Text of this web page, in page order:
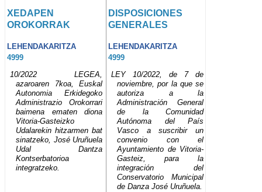
XEDAPEN
OROKORRAK
DISPOSICIONES
GENERALES
LEHENDAKARITZA
LEHENDAKARITZA
4999
4999
10/2022 LEGEA,
azaroaren 7koa, Euskal
Autonomia Erkidegoko
Administrazio Orokorrari
baimena ematen diona
Vitoria-Gasteizko
Udalarekin hitzarmen bat
sinatzeko, José Uruñuela
Udal Dantza
Kontserbatorioa
integratzeko.
LEY 10/2022, de 7 de
noviembre, por la que se
autoriza a la
Administración General
de la Comunidad
Autónoma del País
Vasco a suscribir un
convenio con el
Ayuntamiento de Vitoria-
Gasteiz, para la
integración del
Conservatorio Municipal
de Danza José Uruñuela.